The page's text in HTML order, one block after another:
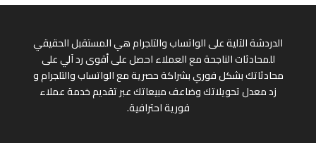
الدردشة الآلية على الواتساب والتلجرام هي المستقبل الحقيقي
للمحادثات الناجحة مع العملاء احصل على أقوى رد آلي على
محادثاتك بشكل فوري بشراكة حصرية مع الواتساب والتلجرام و
زد معدل تحويلاتك وضاعف مبيعاتك عبر تقديم خدمة عملاء
فورية احترافية.